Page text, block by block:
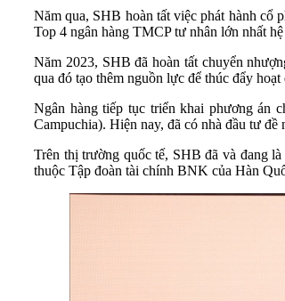
Năm qua, SHB hoàn tất việc phát hành cổ
Top 4 ngân hàng TMCP tư nhân lớn nhất
Năm 2023, SHB đã hoàn tất chuyển
qua đó tạo thêm nguồn lực để thúc đẩy
Ngân hàng tiếp tục triển khai phương
Campuchia). Hiện nay, đã có nhà đầu tư
Trên thị trường quốc tế, SHB đã và đang
thuộc Tập đoàn tài chính BNK của Hàn